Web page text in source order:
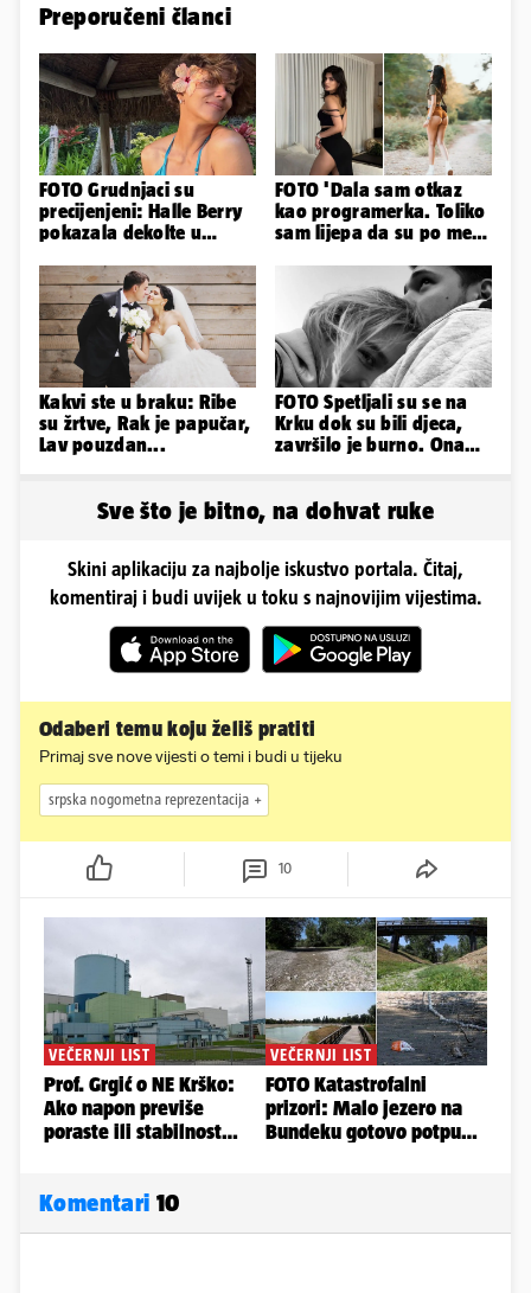
Preporučeni članci
FOTO Grudnjaci su
precijenjeni: Halle Berry
pokazala dekolte u
haljinici
FOTO 'Dala sam otkaz
kao programerka. Toliko
sam lijepa da su po meni
Kakvi ste u braku: Ribe
su žrtve, Rak je papučar,
Lav pouzdan...
FOTO Spetljali su se na
Krku dok su bili djeca,
završilo je burno. Ona
Sve što je bitno, na dohvat ruke
Skini aplikaciju za najbolje iskustvo portala. Čitaj,
komentiraj i budi uvijek u toku s najnovijim vijestima.
Odaberi temu koju želiš pratiti
Primaj sve nove vijesti o temi i budi u tijeku
srpska nogometna reprezentacija
10
Komentari 10